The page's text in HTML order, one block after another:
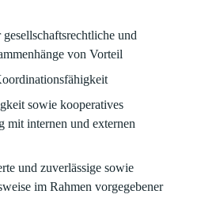
und
von Vorteil
sowie kooperatives
mit internen und externen
und zuverlässige sowie
im Rahmen vorgegebener